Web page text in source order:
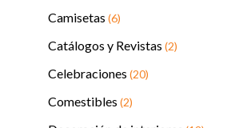
Camisetas (6)
Catálogos y Revistas (2)
Celebraciones (20)
Comestibles (2)